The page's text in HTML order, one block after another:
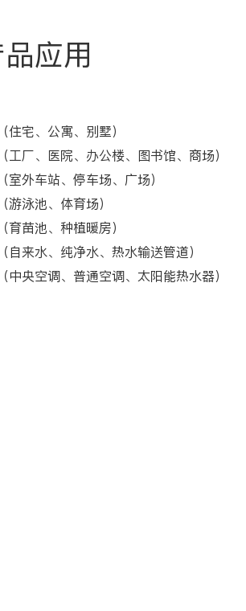
应用
住宅、公寓、别墅）
工厂、医院、办公楼、图书馆、商场）
室外车站、停车场、广场）
游泳池、体育场）
育苗池、种植暖房）
自来水、纯净水、热水输送管道）
中央空调、普通空调、太阳能热水器）